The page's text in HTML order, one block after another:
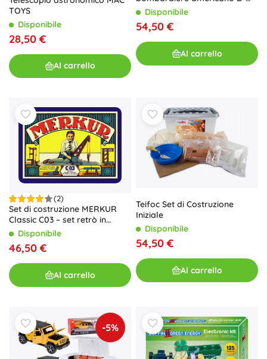
TOYS
Disponibile
28,50 €
Al carrello
17G Flying Fortress 1:44
Disponibile
54,50 €
Al carrello
(2)
Set di costruzione MERKUR
Classic C03 – set retrò in
metallo, 141 modelli
Disponibile
46,50 €
Al carrello
Teifoc Set di Costruzione
Iniziale
Disponibile
54,50 €
Al carrello
-5%